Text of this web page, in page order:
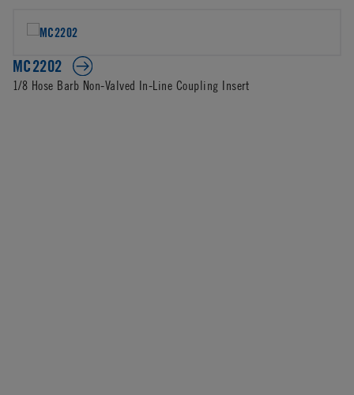
MC2202
1/8 Hose Barb Non-Valved In-Line Coupling Insert